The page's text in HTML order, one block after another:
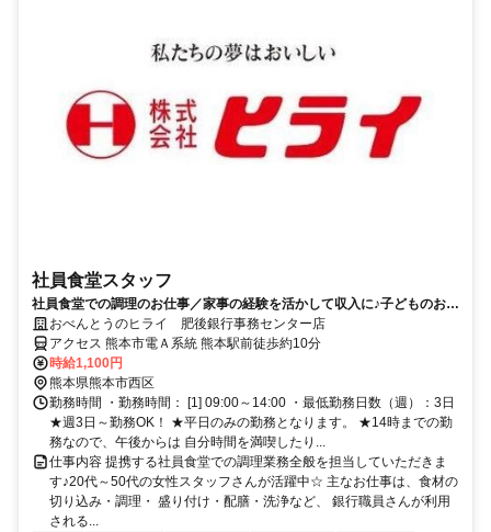
社員食堂スタッフ
社員食堂での調理のお仕事／家事の経験を活かして収入に♪子どものお迎
えに合わせて働きたい方にも◎
おべんとうのヒライ 肥後銀行事務センター店
アクセス 熊本市電Ａ系統 熊本駅前徒歩約10分
時給1,100円
熊本県熊本市西区
勤務時間 ・勤務時間： [1] 09:00～14:00 ・最低勤務日数（週）：3日
★週3日～勤務OK！ ★平日のみの勤務となります。 ★14時までの勤
務なので、午後からは 自分時間を満喫したり...
仕事内容 提携する社員食堂での調理業務全般を担当していただきま
す♪20代～50代の女性スタッフさんが活躍中☆ 主なお仕事は、食材の
切り込み・調理・ 盛り付け・配膳・洗浄など、 銀行職員さんが利用
される...